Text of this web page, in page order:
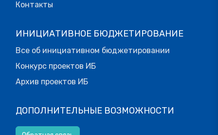
Контакты
ИНИЦИАТИВНОЕ БЮДЖЕТИРОВАНИЕ
Все об инициативном бюджетировании
Конкурс проектов ИБ
Архив проектов ИБ
ДОПОЛНИТЕЛЬНЫЕ ВОЗМОЖНОСТИ